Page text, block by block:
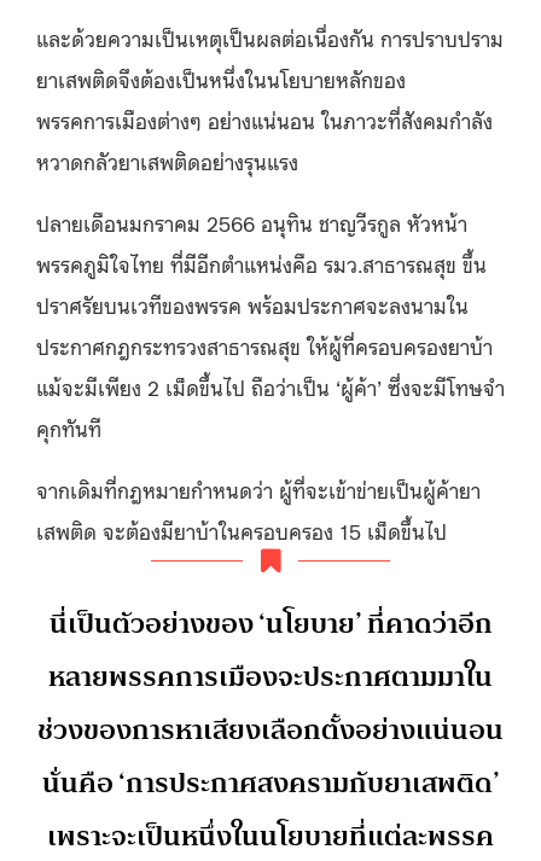
และด้วยความเป็นเหตุเป็นผลต่อเนื่องกัน การปราบปราม
ยาเสพติดจึงต้องเป็นหนึ่งในนโยบายหลักของ
พรรคการเมืองต่างๆ อย่างแน่นอน ในภาวะที่สังคมกำลัง
หวาดกลัวยาเสพติดอย่างรุนแรง
ปลายเดือนมกราคม 2566 อนุทิน ชาญวีรกูล หัวหน้า
พรรคภูมิใจไทย ที่มีอีกตำแหน่งคือ รมว.สาธารณสุข ขึ้น
ปราศรัยบนเวทีของพรรค พร้อมประกาศจะลงนามใน
ประกาศกฎกระทรวงสาธารณสุข ให้ผู้ที่ครอบครองยาบ้า
แม้จะมีเพียง 2 เม็ดขึ้นไป ถือว่าเป็น ‘ผู้ค้า’ ซึ่งจะมีโทษจำ
คุกทันที
จากเดิมที่กฎหมายกำหนดว่า ผู้ที่จะเข้าข่ายเป็นผู้ค้ายา
เสพติด จะต้องมียาบ้าในครอบครอง 15 เม็ดขึ้นไป
นี่เป็นตัวอย่างของ ‘นโยบาย’ ที่คาดว่าอีก
หลายพรรคการเมืองจะประกาศตามมาใน
ช่วงของการหาเสียงเลือกตั้งอย่างแน่นอน
นั่นคือ ‘การประกาศสงครามกับยาเสพติด’
เพราะจะเป็นหนึ่งในนโยบายที่แต่ละพรรค